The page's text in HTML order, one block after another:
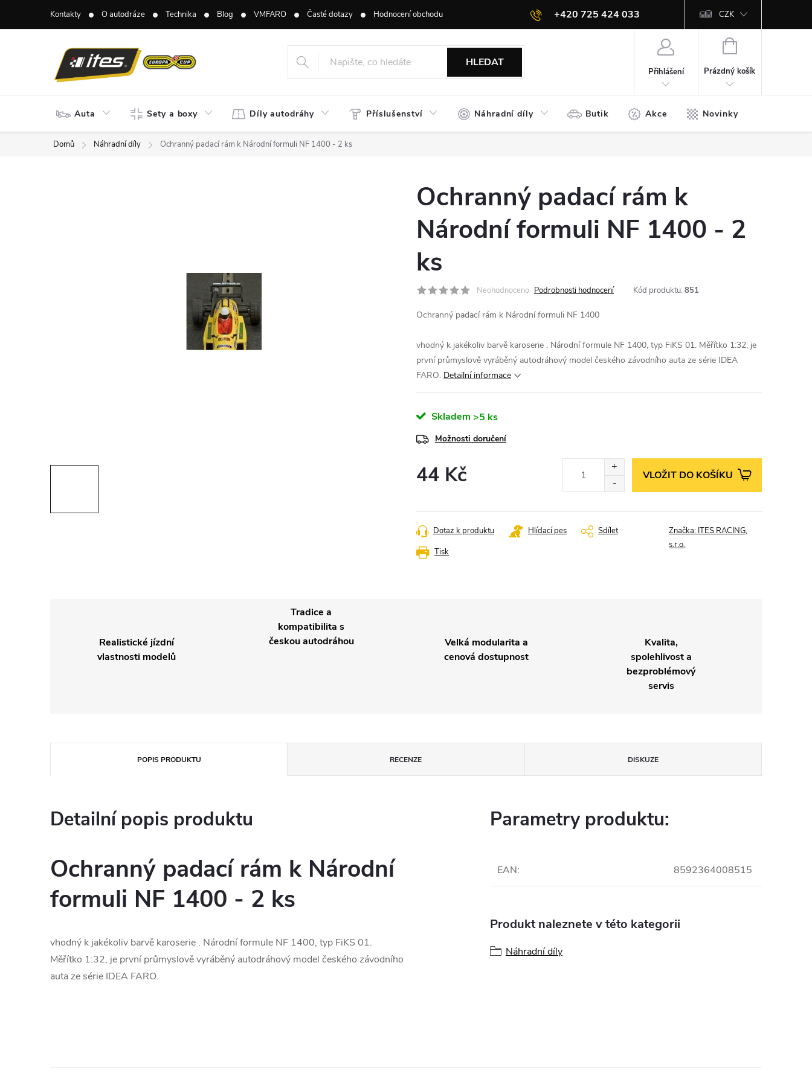
+420 725 424 033
Kontakty O autodráze Technika Blog VMFARO Časté dotazy Hodnocení obchodu CZK
HLEDAT
Přihlášení
NÁKUPNÍ
Prázdný košík
Auta Sety a boxy Díly autodráhy Příslušenství Náhradní díly Butik Akce Novinky
Domů Náhradní díly Ochranný padací rám k Národní formuli NF 1400 - 2 ks
Ochranný padací rám k
Národní formuli NF 1400 - 2
ks
Neohodnoceno Podrobnosti hodnocení Kód produktu: 851
Ochranný padací rám k Národní formuli NF 1400
vhodný k jakékoliv barvě karoserie . Národní formule NF 1400, typ FiKS 01. Měřítko 1:32, je
první průmyslově vyráběný autodráhový model českého závodního auta ze série IDEA
FARO. Detailní informace
Skladem >5 ks
Možnosti doručení
44 Kč VLOŽIT DO KOŠÍKU
Tisk
Dotaz k produktu Hlídací pes Sdílet Značka: ITES RACING,
s.r.o.
Realistické jízdní
vlastnosti modelů
Tradice a
kompatibilita s
českou autodráhou
Velká modularita a
cenová dostupnost
Kvalita,
spolehlivost a
bezproblémový
servis
POPIS PRODUKTU RECENZE DISKUZE
Detailní popis produktu
Ochranný padací rám k Národní
formuli NF 1400 - 2 ks
vhodný k jakékoliv barvě karoserie . Národní formule NF 1400, typ FiKS 01.
Měřítko 1:32, je první průmyslově vyráběný autodráhový model českého závodního
auta ze série IDEA FARO.
Parametry produktu:
EAN: 8592364008515
Produkt naleznete v této kategorii
Náhradní díly